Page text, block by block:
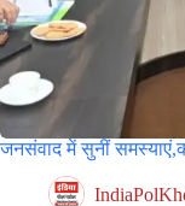
जनसंवाद में सुनीं